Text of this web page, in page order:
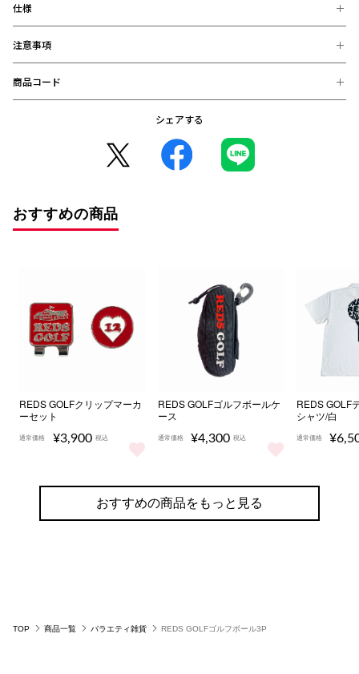
クラブエンブレムとスプラッターデザインをあしらったオリジナ
ルゴルフボールセット。ご自身用にはもちろん、ギフトにもおす
すめのアイテムです。
仕様
【素材】
合成ゴム、ポリウレタン
【サイズ】
注意事項
※お届け後の、お客様都合による、返品、交換は出来ません。ご注意く
ださい。
メーカー・機種・画面設定等により、実際の商品の色と異なって見える
※デザインなどの仕様が予告なく変更になることがございます。
○コンビニ決済をご利用のお客様へ○
自動的にキャンセルとなりますので、十分にご注意下さい。
※2020年12月1日から、振り込み期限が7日から3日に短縮となりまし
商品コード
シェアする
おすすめの商品
REDS GOLFクリップマーカ
ーセット
通常価格 ¥3,900 税込
REDS GOLFクリップマーカーセット をもっと見る
REDS GOLFゴルフボールケ
ース
通常価格 ¥4,300 税込
REDS GOLFゴルフボールケース
REDS GOLF
シャツ/白
通常価格
おすすめの商品をもっと見る
TOP 商品一覧 バラエティ雑貨 REDS GOLFゴルフボール3P